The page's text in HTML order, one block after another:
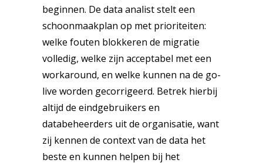
beginnen. De data analist stelt een
schoonmaakplan op met prioriteiten:
welke fouten blokkeren de migratie
volledig, welke zijn acceptabel met een
workaround, en welke kunnen na de go-
live worden gecorrigeerd. Betrek hierbij
altijd de eindgebruikers en
databeheerders uit de organisatie, want
zij kennen de context van de data het
beste en kunnen helpen bij het